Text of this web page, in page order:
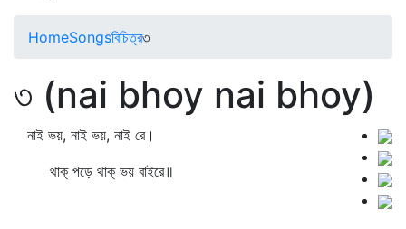
HomeSongsবিচিত্র৩
৩ (nai bhoy nai bhoy)
নাই ভয়, নাই ভয়, নাই রে।
থাক্‌ পড়ে থাক্‌ ভয় বাইরে॥